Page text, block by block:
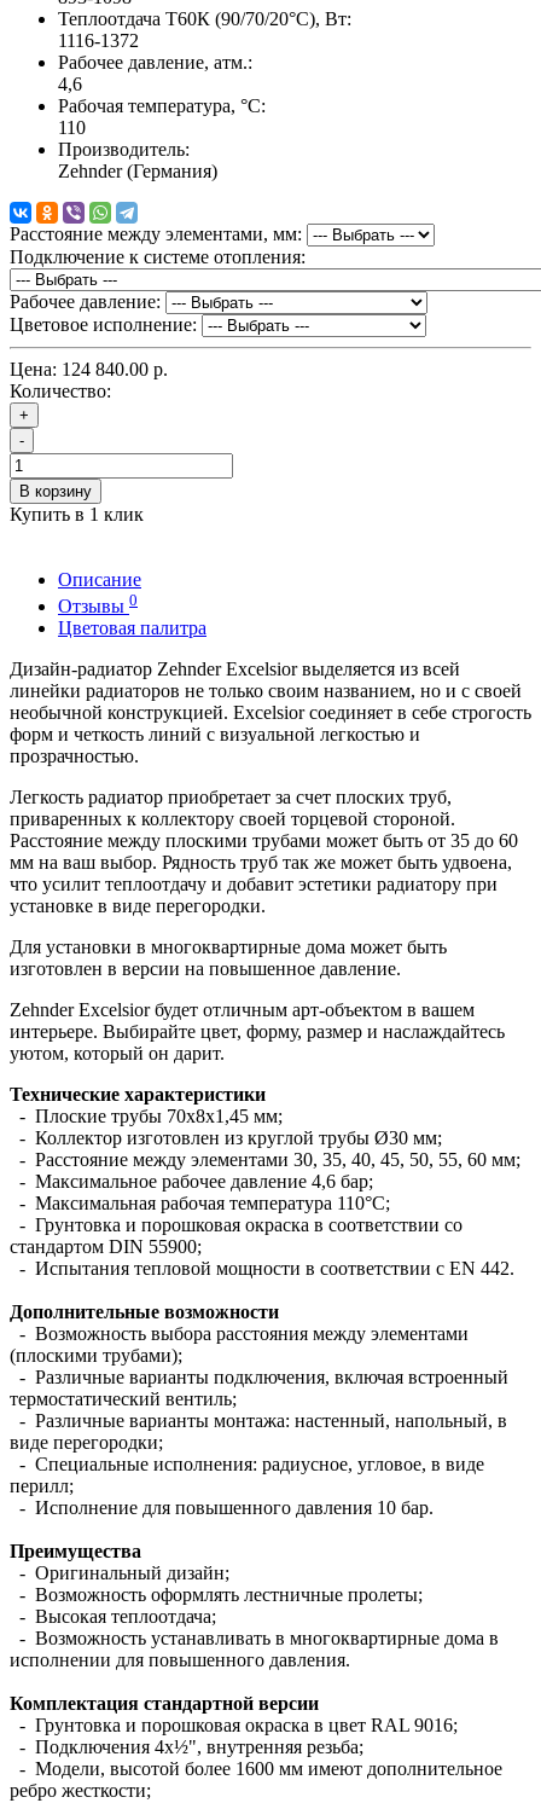
Теплоотдача Т60К (90/70/20°C), Вт:
1116-1372
Рабочее давление, атм.:
4,6
Рабочая температура, °C:
110
Производитель:
Zehnder (Германия)
Расстояние между элементами, мм:
Подключение к системе отопления:
Рабочее давление:
Цветовое исполнение:
Цена: 124 840.00 р.
Количество:
+
-
В корзину
Купить в 1 клик
Описание
Отзывы 0
Цветовая палитра
Дизайн-радиатор Zehnder Excelsior выделяется из всей
линейки радиаторов не только своим названием, но и с своей
необычной конструкцией. Excelsior соединяет в себе строгость
форм и четкость линий с визуальной легкостью и
прозрачностью.
Легкость радиатор приобретает за счет плоских труб,
приваренных к коллектору своей торцевой стороной.
Расстояние между плоскими трубами может быть от 35 до 60
мм на ваш выбор. Рядность труб так же может быть удвоена,
что усилит теплоотдачу и добавит эстетики радиатору при
установке в виде перегородки.
Для установки в многоквартирные дома может быть
изготовлен в версии на повышенное давление.
Zehnder Excelsior будет отличным арт-объектом в вашем
интерьере. Выбирайте цвет, форму, размер и наслаждайтесь
уютом, который он дарит.
Технические характеристики
- Плоские трубы 70х8х1,45 мм;
- Коллектор изготовлен из круглой трубы Ø30 мм;
- Расстояние между элементами 30, 35, 40, 45, 50, 55, 60 мм;
- Максимальное рабочее давление 4,6 бар;
- Максимальная рабочая температура 110°С;
- Грунтовка и порошковая окраска в соответствии со
стандартом DIN 55900;
- Испытания тепловой мощности в соответствии с EN 442.
Дополнительные возможности
- Возможность выбора расстояния между элементами
(плоскими трубами);
- Различные варианты подключения, включая встроенный
термостатический вентиль;
- Различные варианты монтажа: настенный, напольный, в
виде перегородки;
- Специальные исполнения: радиусное, угловое, в виде
перилл;
- Исполнение для повышенного давления 10 бар.
Преимущества
- Оригинальный дизайн;
- Возможность оформлять лестничные пролеты;
- Высокая теплоотдача;
- Возможность устанавливать в многоквартирные дома в
исполнении для повышенного давления.
Комплектация стандартной версии
- Грунтовка и порошковая окраска в цвет RAL 9016;
- Подключения 4х½", внутренняя резьба;
- Модели, высотой более 1600 мм имеют дополнительное
ребро жесткости;